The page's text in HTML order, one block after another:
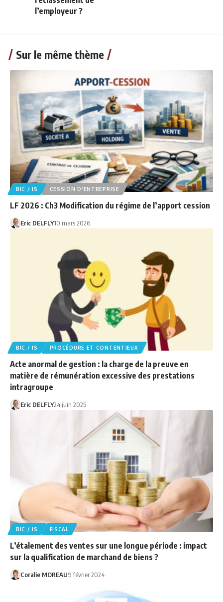
l’employeur ?
Sur le même thème
BIC / IS CESSION D'ENTREPRISE
LF 2026 : Ch3 Modification du régime de l’apport cession
Eric DELFLY10 mars 2026
BIC / IS PROCÉDURE ET CONTENTIEUX
Acte anormal de gestion : la charge de la preuve en
matière de rémunération excessive des prestations
intragroupe
Eric DELFLY24 juin 2025
BIC / IS FISCAL
L’étalement des ventes sur une longue période : impact
sur la qualification de marchand de biens ?
Coralie MOREAU9 février 2024